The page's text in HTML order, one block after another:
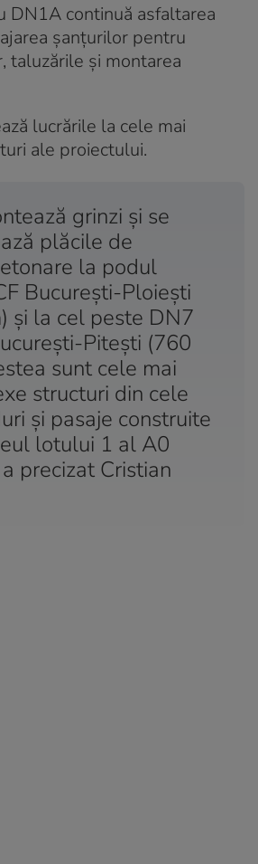
DN1A continuă asfaltarea
șanțurilor pentru
taluzările și montarea
lucrările la cele mai
ale proiectului.
grinzi și se
plăcile de
la podul
București-Ploiești
și la cel peste DN7
Pitești (760
sunt cele mai
structuri din cele
și pasaje construite
lotului 1 al A0
a precizat Cristian